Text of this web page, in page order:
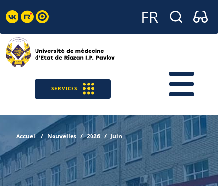
SERVICES
Accueil Nouvelles 2026 Juin